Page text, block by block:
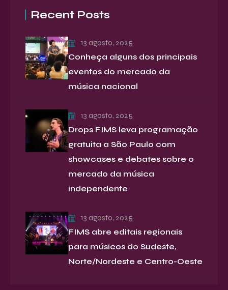
Recent Posts
13 agosto, 2025
Conheça alguns dos principais
eventos do mercado da
música nacional
13 agosto, 2025
Drops FIMS leva programação
gratuita a São Paulo com
showcases e debates sobre o
mercado da música
independente
13 agosto, 2025
FIMS abre editais regionais
para músicos do Sudeste,
Norte/Nordeste e Centro-Oeste